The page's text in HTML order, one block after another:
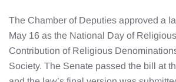
The Chamber of Deputies approved a
May 16 as the National Day of
Contribution of Religious
Society. The Senate passed the bill at